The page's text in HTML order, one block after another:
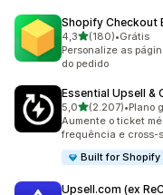
Shopify Checkout
4,3de 5 estrelas
(180)
180 avaliações ao
•Grátis
Personalize as
do pedido
Essential Upsell &
5,0de 5 estrelas
(2.207)
2207 avaliações ao
•Plano
Aumente o ticket
frequência e cross-
Built for Shopify
Upsell.com (ex